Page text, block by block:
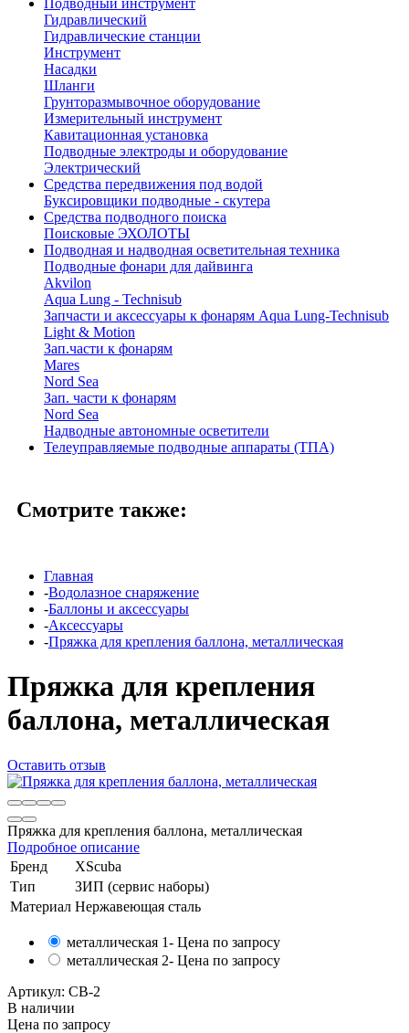
Подводный инструмент
Гидравлический
Гидравлические станции
Инструмент
Насадки
Шланги
Грунторазмывочное оборудование
Измерительный инструмент
Кавитационная установка
Подводные электроды и оборудование
Электрический
Средства передвижения под водой
Буксировщики подводные - скутера
Средства подводного поиска
Поисковые ЭХОЛОТЫ
Подводная и надводная осветительная техника
Подводные фонари для дайвинга
Akvilon
Aqua Lung - Technisub
Запчасти и аксессуары к фонарям Aqua Lung-Technisub
Light & Motion
Зап.части к фонарям
Mares
Nord Sea
Зап. части к фонарям
Nord Sea
Надводные автономные осветители
Телеуправляемые подводные аппараты (ТПА)
Смотрите также:
Главная
-Водолазное снаряжение
-Баллоны и аксессуары
-Аксессуары
-Пряжка для крепления баллона, металлическая
Пряжка для крепления
баллона, металлическая
Оставить отзыв
Пряжка для крепления баллона, металлическая
Подробное описание
Бренд
XScuba
Тип
ЗИП (сервис наборы)
Материал Нержавеющая сталь
металлическая 1- Цена по запросу
металлическая 2- Цена по запросу
Артикул: CB-2
В наличии
Цена по запросу